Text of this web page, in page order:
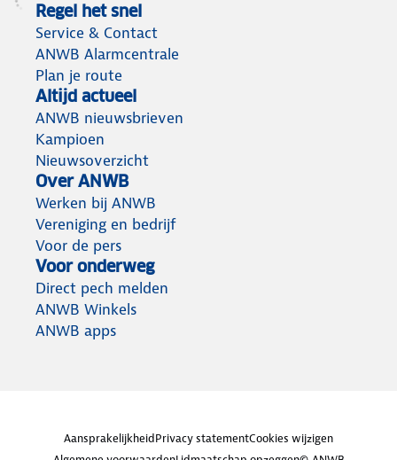
Regel het snel
Service & Contact
ANWB Alarmcentrale
Plan je route
Altijd actueel
ANWB nieuwsbrieven
Kampioen
Nieuwsoverzicht
Over ANWB
Werken bij ANWB
Vereniging en bedrijf
Voor de pers
Voor onderweg
Direct pech melden
ANWB Winkels
ANWB apps
AansprakelijkheidPrivacy statementCookies wijzigen